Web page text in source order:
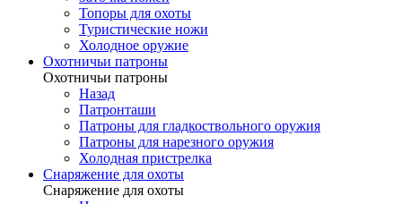
Топоры для охоты
Туристические ножи
Холодное оружие
Охотничьи патроны
Охотничьи патроны
Назад
Патронташи
Патроны для гладкоствольного оружия
Патроны для нарезного оружия
Холодная пристрелка
Снаряжение для охоты
Снаряжение для охоты